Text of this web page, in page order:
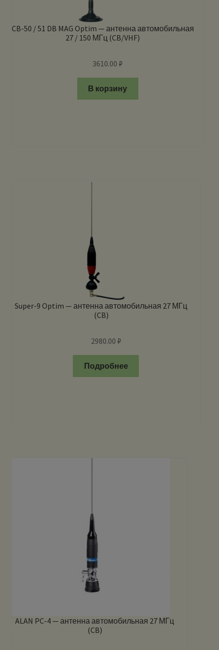
CB-50 / 51 DB MAG Optim — антенна автомобильная
27 / 150 МГц (CB/VHF)
3610.00₽
В корзину
Super-9 Optim — антенна автомобильная 27 МГц
(CB)
2980.00 ₽
Подробнее
ALAN PC-4 — антенна автомобильная 27 МГц
(CB)